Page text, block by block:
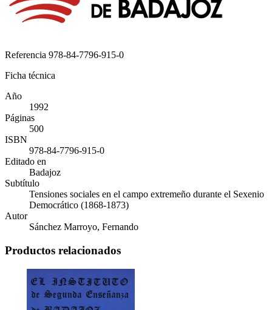
Referencia 978-84-7796-915-0
Ficha técnica
Año
1992
Páginas
500
ISBN
978-84-7796-915-0
Editado en
Badajoz
Subtítulo
Tensiones sociales en el campo extremeño durante el Sexenio
Democrático (1868-1873)
Autor
Sánchez Marroyo, Fernando
Productos relacionados